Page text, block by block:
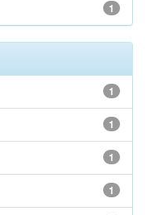
1
1
1
1
1